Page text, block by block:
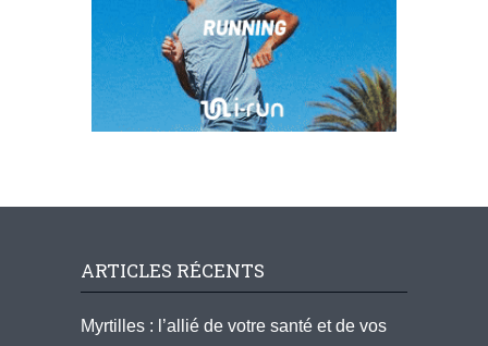
ARTICLES RÉCENTS
Myrtilles : l’allié de votre santé et de vos